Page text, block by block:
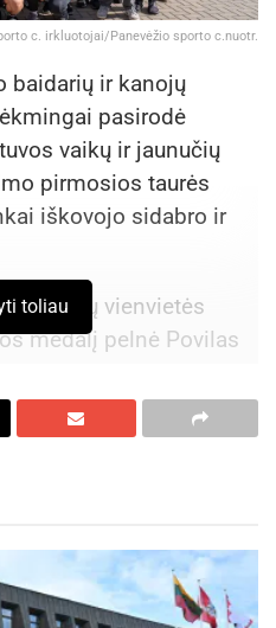
c. irkluotojai/Panevėžio sporto c.nuotr.
baidarių ir kanojų
pasirodė
vaikų ir jaunučių
pirmosios taurės
iškovojo sidabro ir
metrų vienvietės
medalį pelnė Povilas
vietą tarp stipriausių
ir poilsio parko braidyklą
toliau